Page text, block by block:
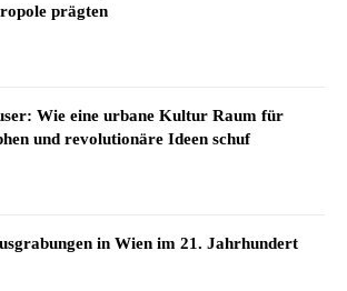
prägten
Wie eine urbane Kultur Raum für
und revolutionäre Ideen schuf
in Wien im 21. Jahrhundert